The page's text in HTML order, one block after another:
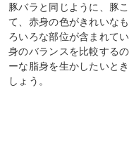
豚バラと同じように、豚
て、赤身の色がきれいな
ろいろな部位が含まれて
身のバランスを比較する
ーな脂身を生かしたいと
しょう。